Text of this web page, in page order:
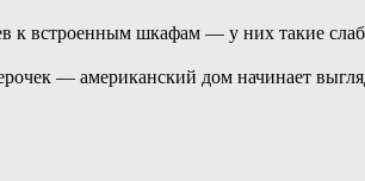
к встроенным шкафам — у них такие
— американский дом начинает